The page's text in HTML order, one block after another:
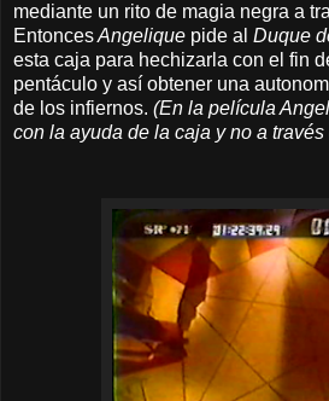
mediante un rito de magia negra a
EntoncesAngelique pide al Duque
esta caja para hechizarla con el fin
pentáculo y así obtener una
de los infiernos. (En la película
con la ayuda de la caja y no a